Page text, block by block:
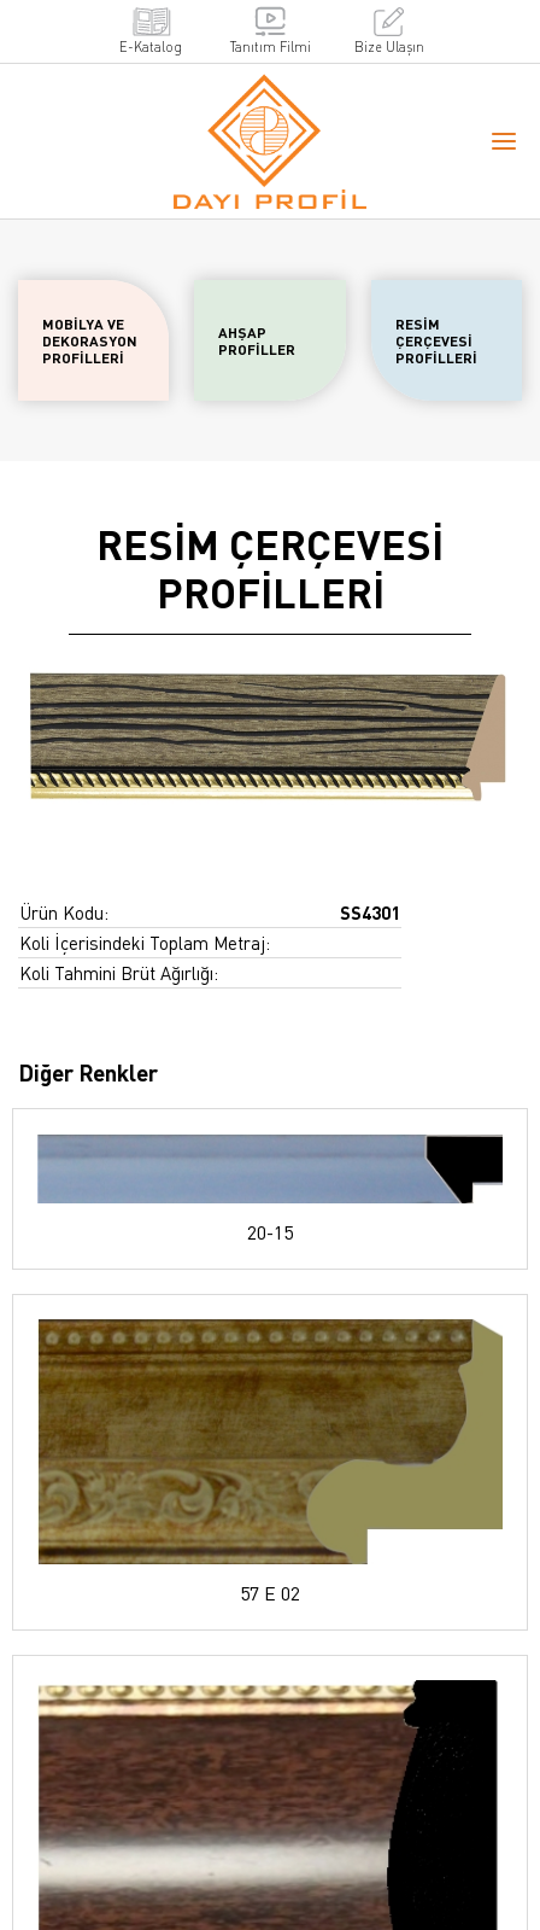
E-Katalog Tanıtım Filmi Bize Ulaşın
MOBİLYA VE
DEKORASYON
PROFİLLERİ
AHŞAP
PROFİLLER
RESİM
ÇERÇEVESİ
PROFİLLERİ
RESİM ÇERÇEVESİ
PROFİLLERİ
Ürün Kodu:
SS4301
Koli İçerisindeki Toplam Metraj:
Koli Tahmini Brüt Ağırlığı:
Diğer Renkler
20-15
57 E 02